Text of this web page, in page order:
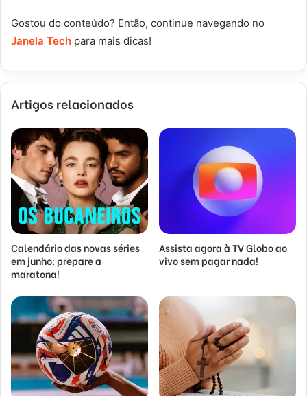
Gostou do conteúdo? Então, continue navegando no
Janela Tech para mais dicas!
Artigos relacionados
Calendário das novas séries
em junho: prepare a
maratona!
Assista agora à TV Globo ao
vivo sem pagar nada!